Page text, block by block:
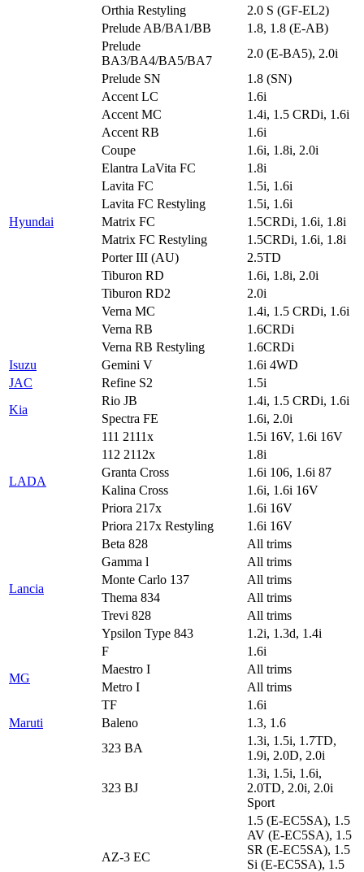
Orthia Restyling
2.0 S (GF-EL2)
Prelude AB/BA1/BB
1.8, 1.8 (E-AB)
Prelude
BA3/BA4/BA5/BA7
2.0 (E-BA5), 2.0i
Prelude SN
1.8 (SN)
Hyundai
Accent LC
1.6i
Accent MC
1.4i, 1.5 CRDi, 1.6i
Accent RB
1.6i
Coupe
1.6i, 1.8i, 2.0i
Elantra LaVita FC
1.8i
Lavita FC
1.5i, 1.6i
Lavita FC Restyling
1.5i, 1.6i
Matrix FC
1.5CRDi, 1.6i, 1.8i
Matrix FC Restyling
1.5CRDi, 1.6i, 1.8i
Porter III (AU)
2.5TD
Tiburon RD
1.6i, 1.8i, 2.0i
Tiburon RD2
2.0i
Verna MC
1.4i, 1.5 CRDi, 1.6i
Verna RB
1.6CRDi
Verna RB Restyling
1.6CRDi
Isuzu
Gemini V
1.6i 4WD
JAC
Refine S2
1.5i
Kia
Rio JB
1.4i, 1.5 CRDi, 1.6i
Spectra FE
1.6i, 2.0i
LADA
111 2111x
1.5i 16V, 1.6i 16V
112 2112x
1.8i
Granta Cross
1.6i 106, 1.6i 87
Kalina Cross
1.6i, 1.6i 16V
Priora 217x
1.6i 16V
Priora 217x Restyling
1.6i 16V
Lancia
Beta 828
All trims
Gamma l
All trims
Monte Carlo 137
All trims
Thema 834
All trims
Trevi 828
All trims
Ypsilon Type 843
1.2i, 1.3d, 1.4i
MG
F
1.6i
Maestro I
All trims
Metro I
All trims
TF
1.6i
Maruti
Baleno 1.3, 1.6
323 BA
1.3i, 1.5i, 1.7TD,
1.9i, 2.0D, 2.0i
323 BJ
1.3i, 1.5i, 1.6i,
2.0TD, 2.0i, 2.0i
Sport
AZ-3 EC
1.5 (E-EC5SA), 1.5
AV (E-EC5SA), 1.5
SR (E-EC5SA), 1.5
Si (E-EC5SA), 1.5